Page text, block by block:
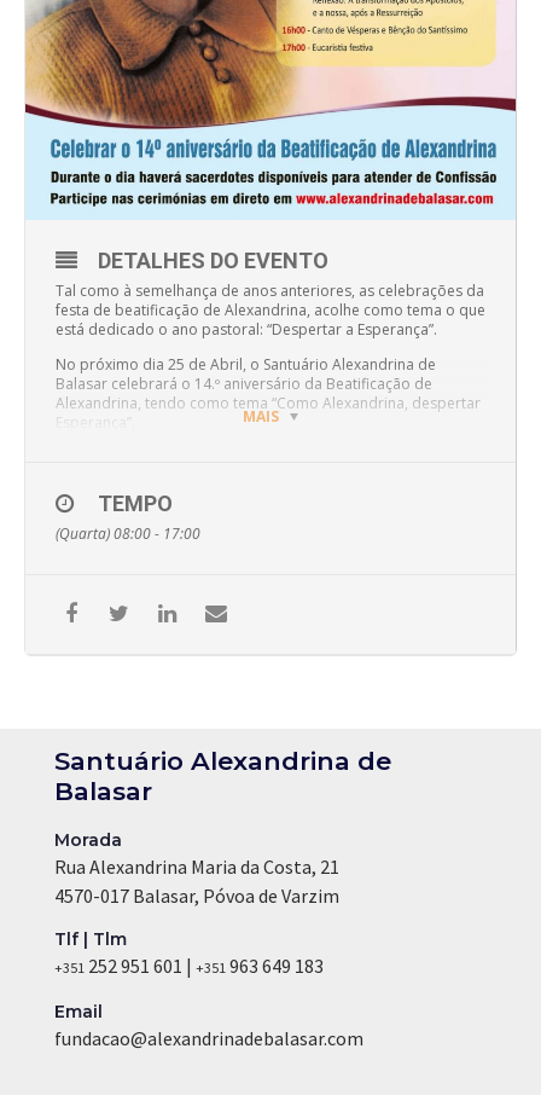
MAIS
DETALHES DO EVENTO
Tal como à semelhança de anos anteriores, as celebrações da
festa de beatificação de Alexandrina, acolhe como tema o que
está dedicado o ano pastoral: “Despertar a Esperança”.
No próximo dia 25 de Abril, o Santuário Alexandrina de
Balasar celebrará o 14.º aniversário da Beatificação de
Alexandrina, tendo como tema “Como Alexandrina, despertar
Esperança”.
viviam sem esperança. No seu leito, ela espalhou a palavra de
Jesus, levando alento àqueles que se encontravam perdidos,
aos que tinham perdido a fé, semeando no coração de cada
TEMPO
(Quarta) 08:00 - 17:00
Santuário Alexandrina de
Balasar
Morada
Rua Alexandrina Maria da Costa, 21
4570-017 Balasar, Póvoa de Varzim
Tlf | Tlm
+351252 951 601 | +351963 649 183
Email
fundacao@alexandrinadebalasar.com